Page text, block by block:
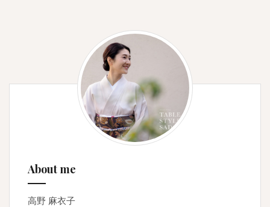
About me
高野 麻衣子